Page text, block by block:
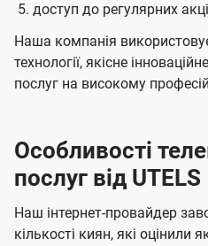
доступ до регулярних
Наша компанія
технології, якісне
послуг на високому
Особливості
послуг від UTELS
Наш інтернет-провайдер
кількості киян, які оцінили